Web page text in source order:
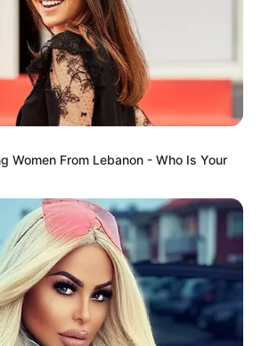
Tip For Pain Relief
Women From Lebanon - Who Is Your